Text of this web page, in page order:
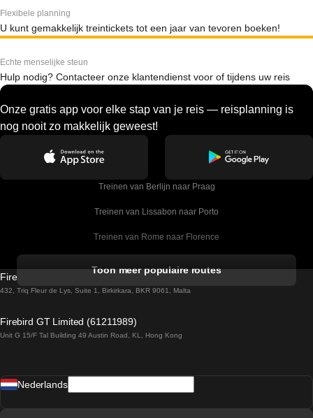
Flexibele planning
U kunt gemakkelijk treintickets tot een jaar van tevoren boeken!
Echte menselijke steun
Hulp nodig? Contacteer onze klantendienst voor of tijdens uw reis
Onze gratis app voor elke stap van je reis — reisplanning is
nog nooit zo makkelijk geweest!
Treinen van Berlijn naar Praag
Treinen van Lissabon naar Porto
Treinen van Rome naar Florence
Treinen van Sevilla naar Barcelona
Treinen van Praag naar Wenen
Toon meer populaire routes
Firebird GT Limited (OC 1451)
432, Triq Fleur de Lys, Suite 1, Birkirkara, BKR 9061, Malta
Firebird GT Limited (61211989)
Unit G 15/F Tal Building 49 Austin Road, KL, Hong Kong
Nederlands